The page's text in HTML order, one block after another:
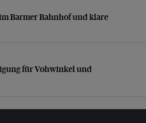
Barmer Bahnhof und klare Ansage
Barmer Bahnhof und klare
für Vohwinkel und Nützenberg
für Vohwinkel und